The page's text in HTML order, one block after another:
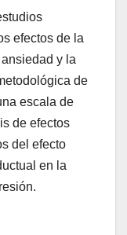
efectos de la
y la
de
escala de
de efectos
del efecto
en la